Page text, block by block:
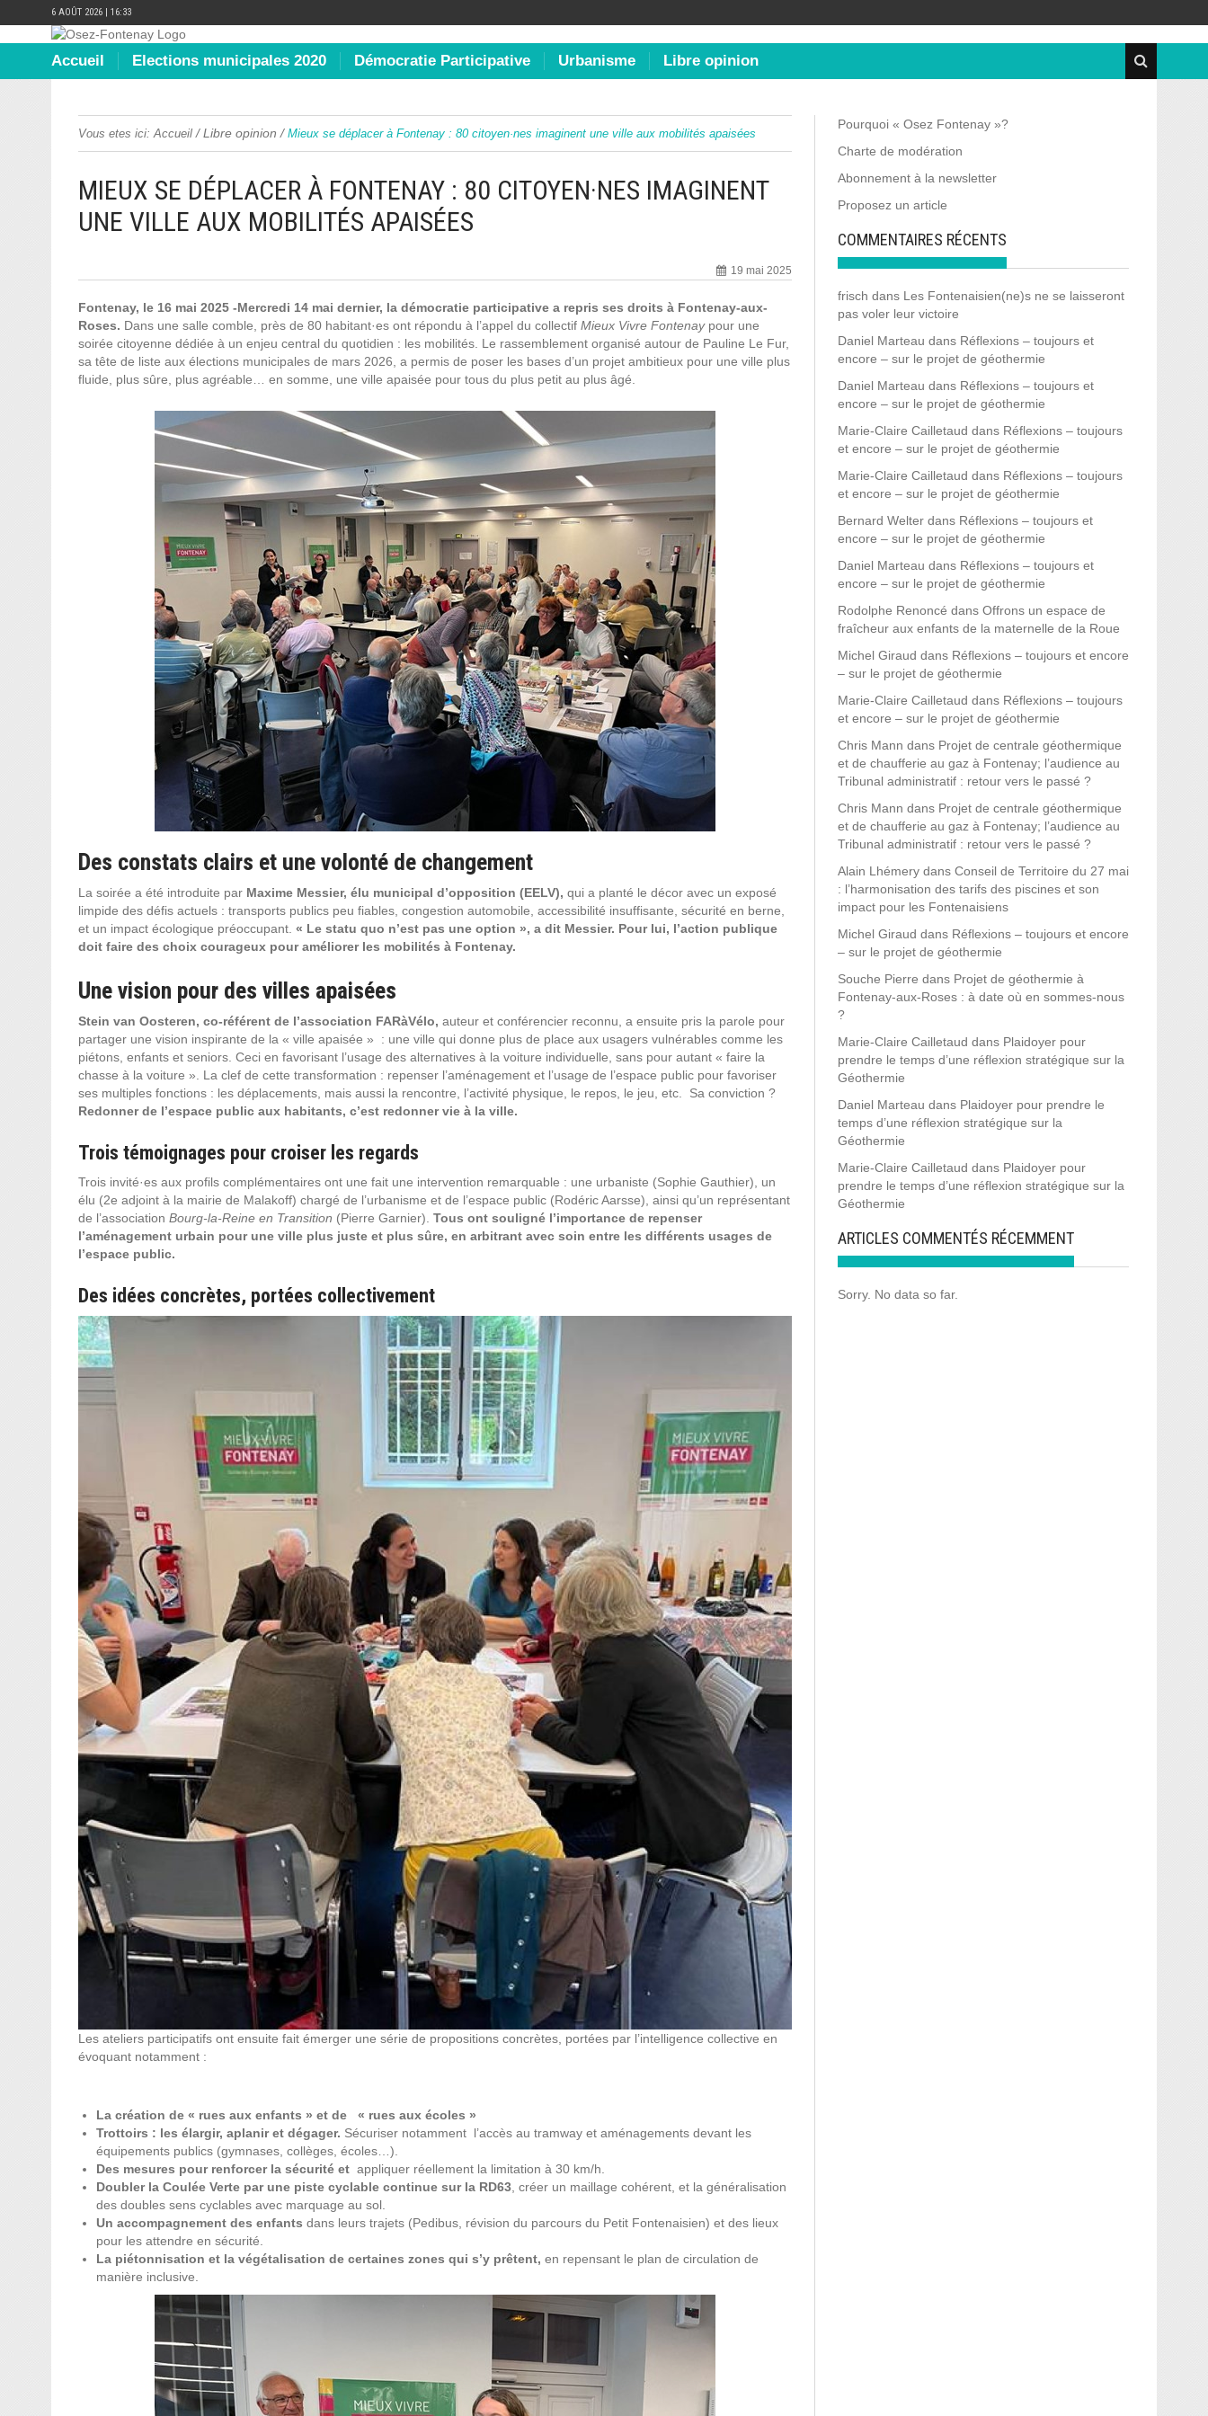
6 AOÛT 2026 | 16:33
Accueil Elections municipales 2020 Démocratie Participative Urbanisme Libre opinion
Vous etes ici: Accueil /Libre opinion / Mieux se déplacer à Fontenay : 80 citoyen·nes imaginent une ville aux mobilités apaisées
MIEUX SE DÉPLACER À FONTENAY : 80 CITOYEN·NES IMAGINENT
UNE VILLE AUX MOBILITÉS APAISÉES
19 mai 2025
Fontenay, le 16 mai 2025 -Mercredi 14 mai dernier, la démocratie participative a repris ses droits à Fontenay-aux-
Roses. Dans une salle comble, près de 80 habitant·es ont répondu à l’appel du collectif Mieux Vivre Fontenaypour une
soirée citoyenne dédiée à un enjeu central du quotidien : les mobilités. Le rassemblement organisé autour de Pauline Le Fur,
sa tête de liste aux élections municipales de mars 2026, a permis de poser les bases d’un projet ambitieux pour une ville plus
fluide, plus sûre, plus agréable… en somme, une ville apaisée pour tous du plus petit au plus âgé.
Des constats clairs et une volonté de changement
La soirée a été introduite par Maxime Messier, élu municipal d’opposition (EELV), qui a planté le décor avec un exposé
limpide des défis actuels : transports publics peu fiables, congestion automobile, accessibilité insuffisante, sécurité en berne,
et un impact écologique préoccupant. « Le statu quo n’est pas une option », a dit Messier. Pour lui, l’action publique
doit faire des choix courageux pour améliorer les mobilités à Fontenay.
Une vision pour des villes apaisées
Stein van Oosteren, co-référent de l’association FARàVélo, auteur et conférencier reconnu, a ensuite pris la parole pour
partager une vision inspirante de la « ville apaisée » : une ville qui donne plus de place aux usagers vulnérables comme les
piétons, enfants et seniors. Ceci en favorisant l’usage des alternatives à la voiture individuelle, sans pour autant « faire la
chasse à la voiture ». La clef de cette transformation : repenser l’aménagement et l’usage de l’espace public pour favoriser
ses multiples fonctions : les déplacements, mais aussi la rencontre, l’activité physique, le repos, le jeu, etc. Sa conviction ?
Redonner de l’espace public aux habitants, c’est redonner vie à la ville.
Trois témoignages pour croiser les regards
Trois invité·es aux profils complémentaires ont une fait une intervention remarquable : une urbaniste (Sophie Gauthier), un
élu (2e adjoint à la mairie de Malakoff) chargé de l’urbanisme et de l’espace public (Rodéric Aarsse), ainsi qu’un représentant
de l’association Bourg-la-Reine en Transition (Pierre Garnier). Tous ont souligné l’importance de repenser
l’aménagement urbain pour une ville plus juste et plus sûre, en arbitrant avec soin entre les différents usages de
l’espace public.
Des idées concrètes, portées collectivement
Les ateliers participatifs ont ensuite fait émerger une série de propositions concrètes, portées par l’intelligence collective en
évoquant notamment :
La création de « rues aux enfants » et de « rues aux écoles »
Trottoirs : les élargir, aplanir et dégager. Sécuriser notamment l’accès au tramway et aménagements devant les
équipements publics (gymnases, collèges, écoles…).
Des mesures pour renforcer la sécurité et appliquer réellement la limitation à 30 km/h.
Doubler la Coulée Verte par une piste cyclable continue sur la RD63 , créer un maillage cohérent, et la généralisation
des doubles sens cyclables avec marquage au sol.
Un accompagnement des enfants dans leurs trajets (Pedibus, révision du parcours du Petit Fontenaisien) et des lieux
pour les attendre en sécurité.
La piétonnisation et la végétalisation de certaines zones qui s’y prêtent, en repensant le plan de circulation de
manière inclusive.
Pourquoi « Osez Fontenay »?
Charte de modération
Abonnement à la newsletter
Proposez un article
COMMENTAIRES RÉCENTS
frisch dans Les Fontenaisien(ne)s ne se laisseront
pas voler leur victoire
Daniel Marteau dans Réflexions – toujours et
encore – sur le projet de géothermie
Daniel Marteau dans Réflexions – toujours et
encore – sur le projet de géothermie
Marie-Claire Cailletaud dans Réflexions – toujours
et encore – sur le projet de géothermie
Marie-Claire Cailletaud dans Réflexions – toujours
et encore – sur le projet de géothermie
Bernard Welter dans Réflexions – toujours et
encore – sur le projet de géothermie
Daniel Marteau dans Réflexions – toujours et
encore – sur le projet de géothermie
Rodolphe Renoncé dans Offrons un espace de
fraîcheur aux enfants de la maternelle de la Roue
Michel Giraud dans Réflexions – toujours et encore
– sur le projet de géothermie
Marie-Claire Cailletaud dans Réflexions – toujours
et encore – sur le projet de géothermie
Chris Mann dans Projet de centrale géothermique
et de chaufferie au gaz à Fontenay; l’audience au
Tribunal administratif : retour vers le passé ?
Chris Mann dans Projet de centrale géothermique
et de chaufferie au gaz à Fontenay; l’audience au
Tribunal administratif : retour vers le passé ?
Alain Lhémery dans Conseil de Territoire du 27 mai
: l’harmonisation des tarifs des piscines et son
impact pour les Fontenaisiens
Michel Giraud dans Réflexions – toujours et encore
– sur le projet de géothermie
Souche Pierre dans Projet de géothermie à
Fontenay-aux-Roses : à date où en sommes-nous
?
Marie-Claire Cailletaud dans Plaidoyer pour
prendre le temps d’une réflexion stratégique sur la
Géothermie
Daniel Marteau dans Plaidoyer pour prendre le
temps d’une réflexion stratégique sur la
Géothermie
Marie-Claire Cailletaud dans Plaidoyer pour
prendre le temps d’une réflexion stratégique sur la
Géothermie
ARTICLES COMMENTÉS RÉCEMMENT
Sorry. No data so far.